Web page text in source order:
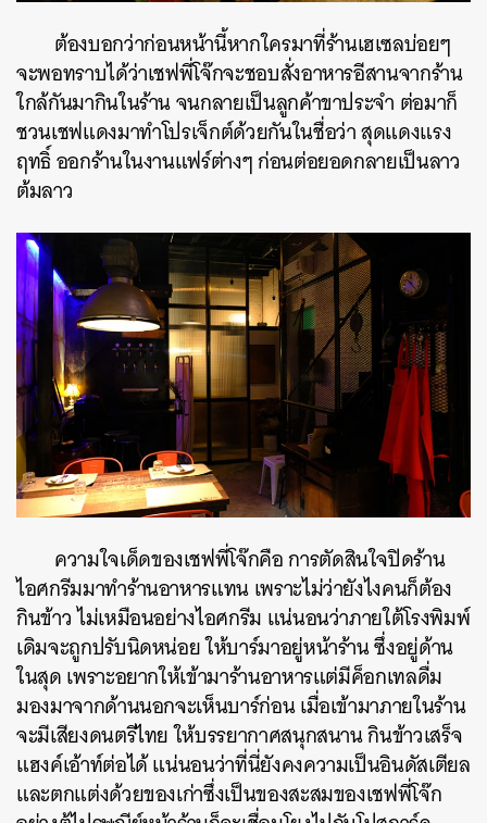
ต้องบอกว่าก่อนหน้านี้หากใครมาที่ร้านเฮเซลบ่อยๆ
จะพอทราบได้ว่าเชฟพี่โจ๊กจะชอบสั่งอาหารอีสานจากร้าน
ใกล้กันมากินในร้าน จนกลายเป็นลูกค้าขาประจำ ต่อมาก็
ชวนเชฟแดงมาทำโปรเจ็กต์ด้วยกันในชื่อว่า สุดแดงแรง
ฤทธิ์ ออกร้านในงานแฟร์ต่างๆ ก่อนต่อยอดกลายเป็นลาว
ต้มลาว
ความใจเด็ดของเชฟพี่โจ๊กคือ การตัดสินใจปิดร้าน
ไอศกรีมมาทำร้านอาหารแทน เพราะไม่ว่ายังไงคนก็ต้อง
กินข้าว ไม่เหมือนอย่างไอศกรีม แน่นอนว่าภายใต้โรงพิมพ์
เดิมจะถูกปรับนิดหน่อย ให้บาร์มาอยู่หน้าร้าน ซึ่งอยู่ด้าน
ในสุด เพราะอยากให้เข้ามาร้านอาหารแต่มีค็อกเทลดื่ม
มองมาจากด้านนอกจะเห็นบาร์ก่อน เมื่อเข้ามาภายในร้าน
จะมีเสียงดนตรีไทย ให้บรรยากาศสนุกสนาน กินข้าวเสร็จ
แฮงค์เอ้าท์ต่อได้ แน่นอนว่าที่นี่ยังคงความเป็นอินดัสเตียล
และตกแต่งด้วยของเก่าซึ่งเป็นของสะสมของเชฟพี่โจ๊ก